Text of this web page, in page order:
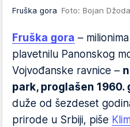
Fruška gora Foto: Bojan
Fruška gora –
plavetnilu Panonskog
Vojvođanske ravnice –
park, proglašen 1960.
duže od šezdeset
prirode u Srbiji, piše